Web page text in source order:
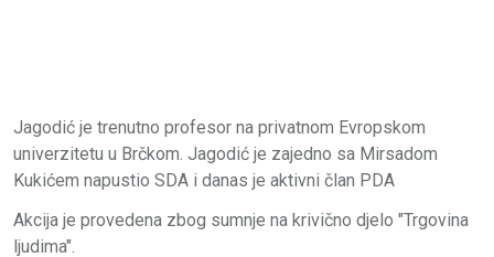
Jagodić je trenutno profesor na privatnom Evropskom
univerzitetu u Brčkom. Jagodić je zajedno sa Mirsadom
Kukićem napustio SDA i danas je aktivni član PDA
Akcija je provedena zbog sumnje na krivično djelo "Trgovina
ljudima".